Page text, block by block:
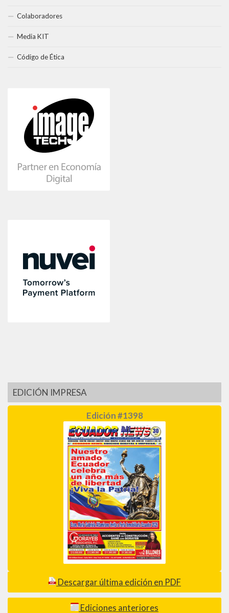
Colaboradores
Media KIT
Código de Ética
EDICIÓN IMPRESA
Edición #1398
Descargar última edición en PDF
Ediciones anteriores